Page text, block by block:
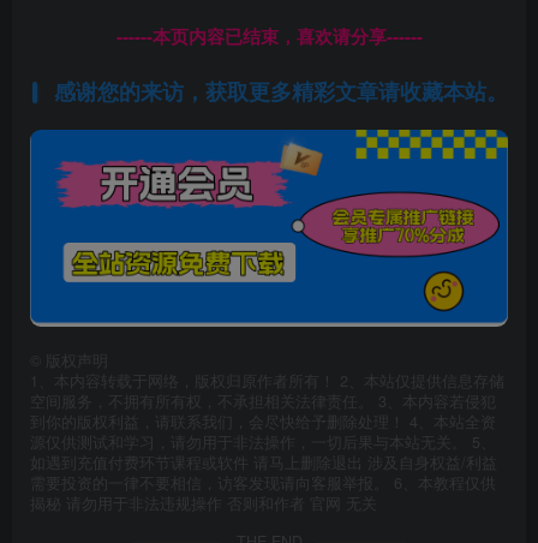
------本页内容已结束，喜欢请分享------
感谢您的来访，获取更多精彩文章请收藏本站。
版权声明
1、本内容转载于网络，版权归原作者所有！ 2、本站仅提供信息存储
空间服务，不拥有所有权，不承担相关法律责任。 3、本内容若侵犯
到你的版权利益，请联系我们，会尽快给予删除处理！ 4、本站全资
源仅供测试和学习，请勿用于非法操作，一切后果与本站无关。 5、
如遇到充值付费环节课程或软件 请马上删除退出 涉及自身权益/利益
需要投资的一律不要相信，访客发现请向客服举报。 6、本教程仅供
揭秘 请勿用于非法违规操作 否则和作者 官网 无关